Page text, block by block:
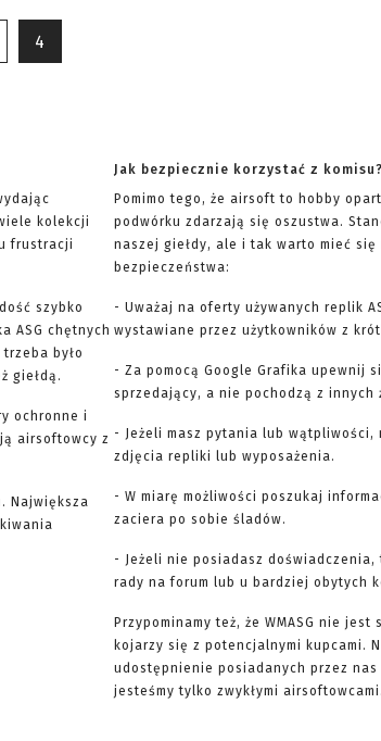
4
kolekcji
frustracji
szybko
ASG chętnych
było
giełdą.
ochronne i
airsoftowcy z
Największa
Jak bezpiecznie korzystać z komisu?
Pomimo tego, że airsoft to hobby
podwórku zdarzają się oszustwa.
naszej giełdy, ale i tak warto mieć
bezpieczeństwa:
- Uważaj na oferty używanych replik
wystawiane przez użytkowników z
- Za pomocą Google Grafika upewnij
sprzedający, a nie pochodzą z innych
- Jeżeli masz pytania lub
zdjęcia repliki lub wyposażenia.
- W miarę możliwości poszukaj
zaciera po sobie śladów.
- Jeżeli nie posiadasz
rady na forum lub u bardziej obytych
Przypominamy też, że WMASG nie
kojarzy się z potencjalnymi kupcami.
udostępnienie posiadanych przez
jesteśmy tylko zwykłymi